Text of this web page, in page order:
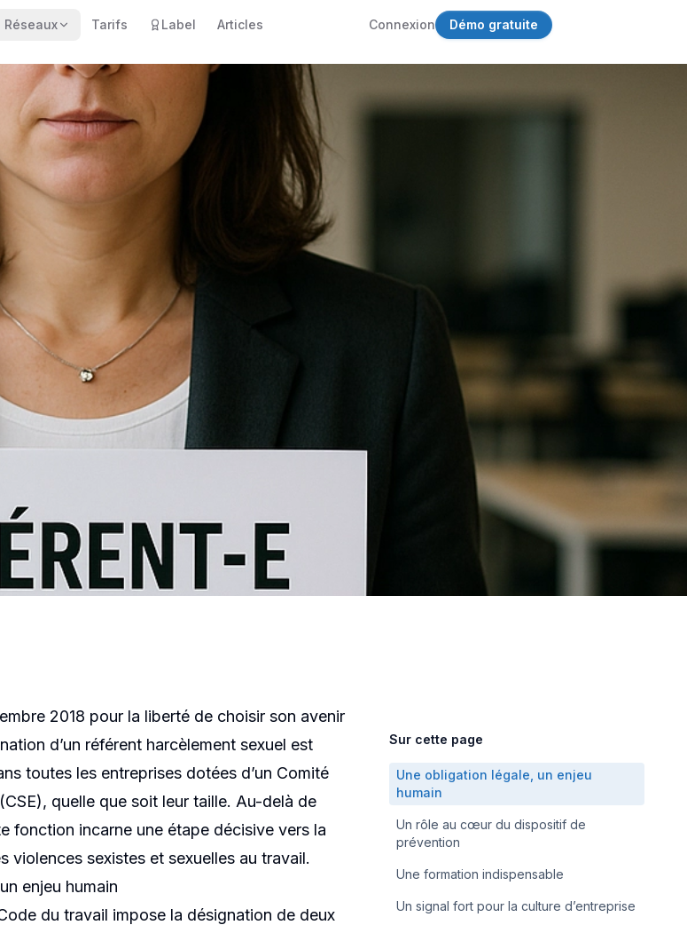
Réseaux Tarifs Label Articles Connexion Démo gratuite
et prévention des
au travail
2018 pour la liberté de choisir son avenir
d’un référent harcèlement sexuel est
toutes les entreprises dotées d’un Comité
quelle que soit leur taille. Au-delà de
fonction incarne une étape décisive vers la
violences sexistes et sexuelles au travail.
enjeu humain
du travail impose la désignation de deux
Sur cette page
Une obligation légale, un enjeu
humain
Un rôle au cœur du dispositif de
prévention
Une formation indispensable
Un signal fort pour la culture d’entreprise